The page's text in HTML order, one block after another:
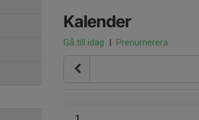
Kalender
Gå till idag | Prenumerera